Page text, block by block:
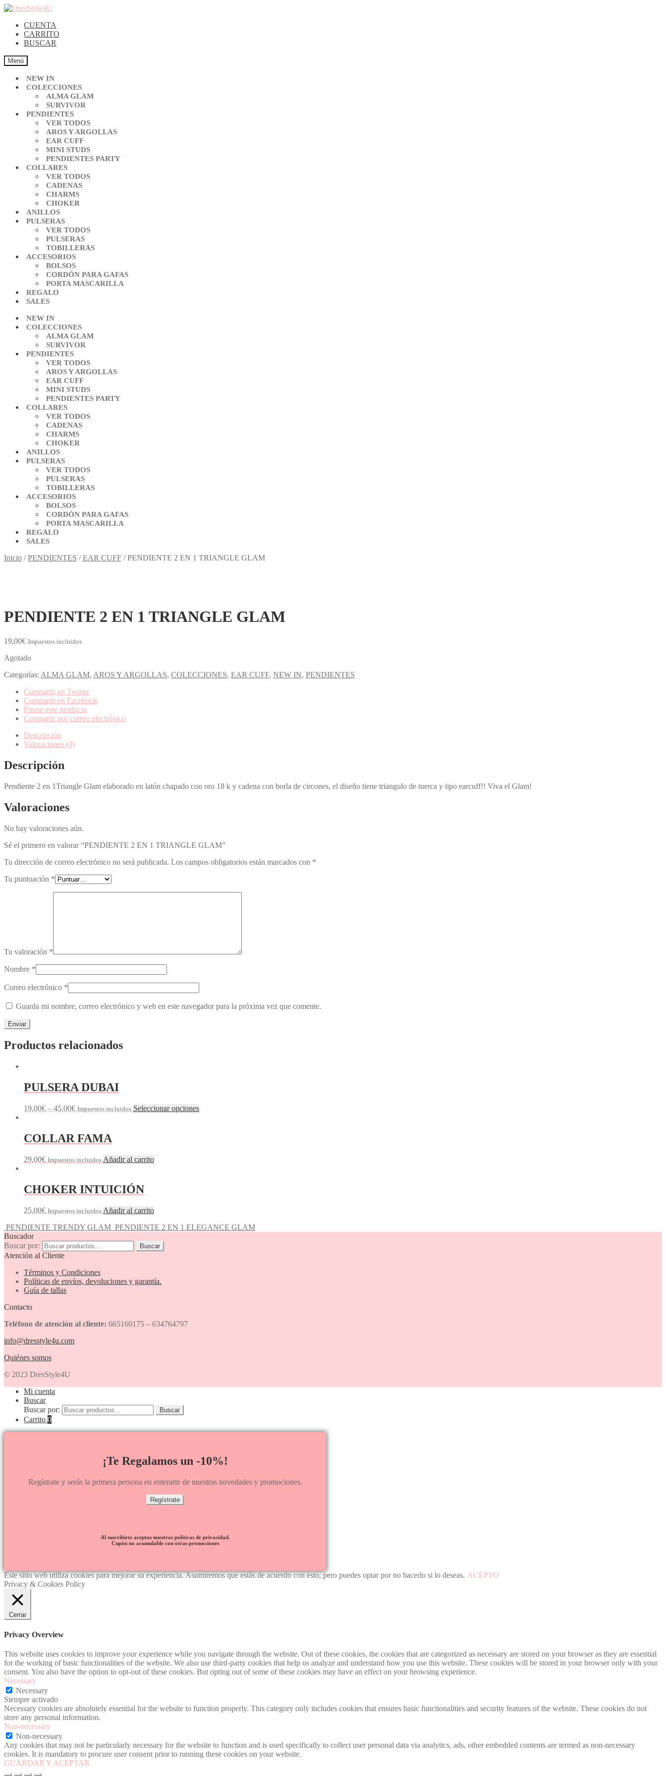
CUENTA
CARRITO
BUSCAR
Menú
NEW IN
COLECCIONES
ALMA GLAM
SURVIVOR
PENDIENTES
VER TODOS
AROS Y ARGOLLAS
EAR CUFF
MINI STUDS
PENDIENTES PARTY
COLLARES
VER TODOS
CADENAS
CHARMS
CHOKER
ANILLOS
PULSERAS
VER TODOS
PULSERAS
TOBILLERAS
ACCESORIOS
BOLSOS
CORDÓN PARA GAFAS
PORTA MASCARILLA
REGALO
SALES
NEW IN
COLECCIONES
ALMA GLAM
SURVIVOR
PENDIENTES
VER TODOS
AROS Y ARGOLLAS
EAR CUFF
MINI STUDS
PENDIENTES PARTY
COLLARES
VER TODOS
CADENAS
CHARMS
CHOKER
ANILLOS
PULSERAS
VER TODOS
PULSERAS
TOBILLERAS
ACCESORIOS
BOLSOS
CORDÓN PARA GAFAS
PORTA MASCARILLA
REGALO
SALES
Inicio /PENDIENTES /EAR CUFF /PENDIENTE 2 EN 1 TRIANGLE GLAM
PENDIENTE 2 EN 1 TRIANGLE GLAM
19,00€ Impuestos incluidos
Agotado
Categorías: ALMA GLAM, AROS Y ARGOLLAS, COLECCIONES, EAR CUFF, NEW IN, PENDIENTES
Compartir en Twitter
Compartir en Facebook
Pinear este producto
Compartir por correo electrónico
Descripción
Valoraciones (0)
Descripción
Pendiente 2 en 1Triangle Glam elaborado en latón chapado con oro 18 k y cadena con borla de circones, el diseño tiene triangulo de tuerca y tipo earcuff!! Viva el Glam!
Valoraciones
No hay valoraciones aún.
Sé el primero en valorar “PENDIENTE 2 EN 1 TRIANGLE GLAM”
Tu dirección de correo electrónico no será publicada. Los campos obligatorios están marcados con *
Tu puntuación *
Tu valoración *
Nombre *
Correo electrónico *
Guarda mi nombre, correo electrónico y web en este navegador para la próxima vez que comente.
Productos relacionados
PULSERA DUBAI
19,00€ – 45,00€ Impuestos incluidos Seleccionar opciones
COLLAR FAMA
29,00€ Impuestos incluidos Añadir al carrito
CHOKER INTUICIÓN
25,00€ Impuestos incluidos Añadir al carrito
PENDIENTE TRENDY GLAM PENDIENTE 2 EN 1 ELEGANCE GLAM
Buscador
Buscar por:
Buscar
Atención al Cliente
Términos y Condiciones
Políticas de envíos, devoluciones y garantía.
Guía de tallas
Contacto
Teléfono de atención al cliente: 665160175 – 634764797
info@dresstyle4u.com
Quiénes somos
© 2023 DresStyle4U
Mi cuenta
Buscar
Buscar por:
Buscar
Carrito 0
¡Te Regalamos un -10%!
Regístrate y serás la primera persona en enterarte de nuestras novedades y promociones.
Regístrate
Al suscribirte aceptas nuestras políticas de privacidad.
Cupón no acumulable con otras promociones
Este sitio web utiliza cookies para mejorar su experiencia. Asumiremos que estás de acuerdo con esto, pero puedes optar por no hacerlo si lo deseas. ACEPTO
Privacy & Cookies Policy
Cerrar
Privacy Overview
This website uses cookies to improve your experience while you navigate through the website. Out of these cookies, the cookies that are categorized as necessary are stored on your browser as they are essential
for the working of basic functionalities of the website. We also use third-party cookies that help us analyze and understand how you use this website. These cookies will be stored in your browser only with your
consent. You also have the option to opt-out of these cookies. But opting out of some of these cookies may have an effect on your browsing experience.
Necessary
Necessary
Siempre activado
Necessary cookies are absolutely essential for the website to function properly. This category only includes cookies that ensures basic functionalities and security features of the website. These cookies do not
store any personal information.
Non-necessary
Non-necessary
Any cookies that may not be particularly necessary for the website to function and is used specifically to collect user personal data via analytics, ads, other embedded contents are termed as non-necessary
cookies. It is mandatory to procure user consent prior to running these cookies on your website.
GUARDAR Y ACEPTAR